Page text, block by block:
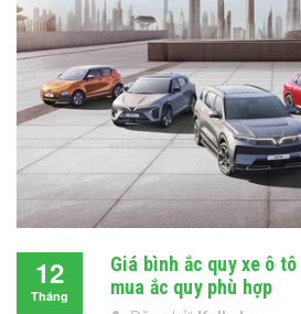
12
Tháng
Giá bình ắc quy xe ô
mua ắc quy phù hợp